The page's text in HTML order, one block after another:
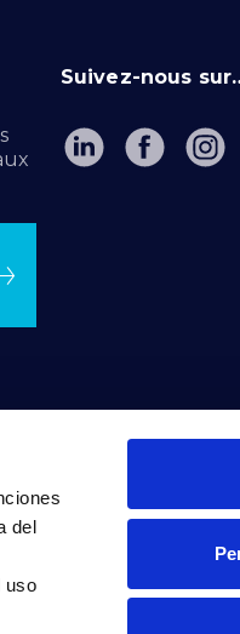
del
uso
Suivez-nous